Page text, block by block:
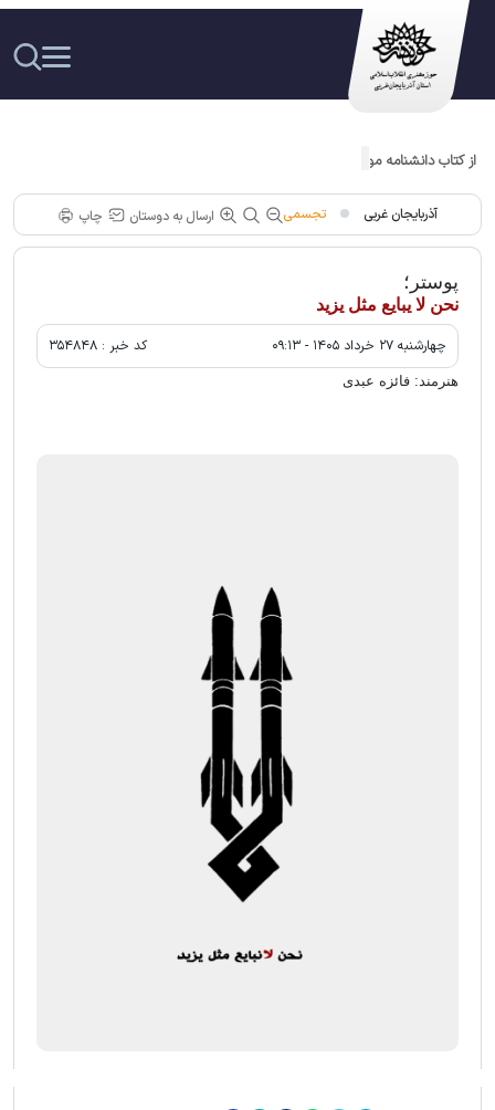
از کتاب دانشنامه موسیقی عاشیقی مکتب ارومیه رونمایی شد
آذربایجان غربی تجسمی ارسال به دوستان چاپ
پوستر؛
نحن لا یبایع مثل یزید
چهارشنبه ۲۷ خرداد ۱۴۰۵ - ۰۹:۱۳ کد خبر :
هنرمند: فائزه عبدی